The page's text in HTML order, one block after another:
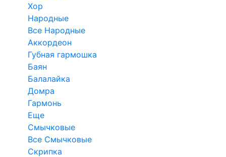
Хор
Народные
Все Народные
Аккордеон
Губная гармошка
Баян
Балалайка
Домра
Гармонь
Еще
Смычковые
Все Смычковые
Скрипка